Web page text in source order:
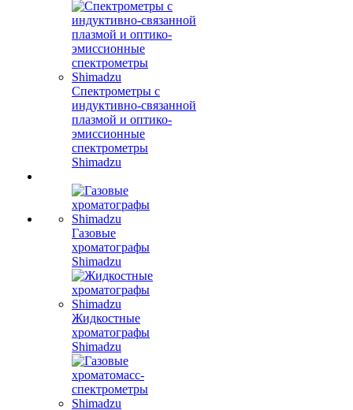
Спектрометры с
индуктивно-связанной
плазмой и оптико-
эмиссионные
спектрометры
Shimadzu
Газовые
хроматографы
Shimadzu
Жидкостные
хроматографы
Shimadzu